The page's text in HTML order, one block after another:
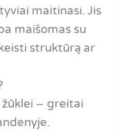
maitinasi. Jis
maišomas su
struktūrą ar
– greitai